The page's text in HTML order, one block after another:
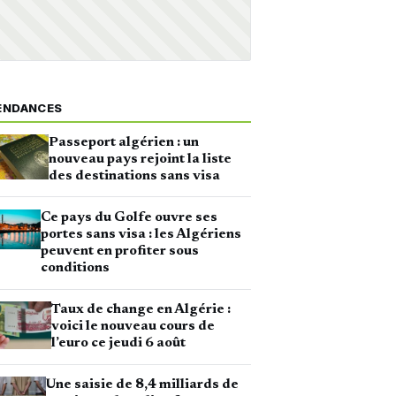
Passeport algérien : un
nouveau pays rejoint la liste
des destinations sans visa
Ce pays du Golfe ouvre ses
portes sans visa : les Algériens
peuvent en profiter sous
conditions
Taux de change en Algérie :
voici le nouveau cours de
l’euro ce jeudi 6 août
Une saisie de 8,4 milliards de